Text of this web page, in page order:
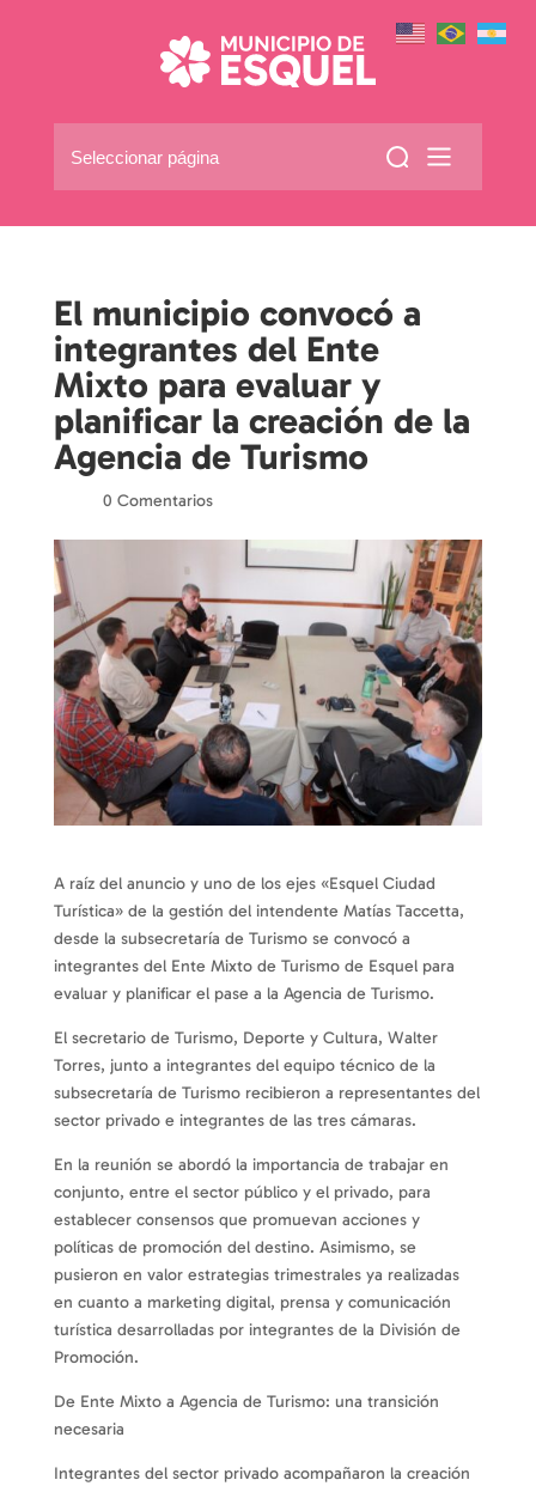
Seleccionar página
El municipio convocó a
integrantes del Ente
Mixto para evaluar y
planificar la creación de la
Agencia de Turismo
0 Comentarios
A raíz del anuncio y uno de los ejes «Esquel Ciudad
Turística» de la gestión del intendente Matías Taccetta,
desde la subsecretaría de Turismo se convocó a
integrantes del Ente Mixto de Turismo de Esquel para
evaluar y planificar el pase a la Agencia de Turismo.
El secretario de Turismo, Deporte y Cultura, Walter
Torres, junto a integrantes del equipo técnico de la
subsecretaría de Turismo recibieron a representantes del
sector privado e integrantes de las tres cámaras.
En la reunión se abordó la importancia de trabajar en
conjunto, entre el sector público y el privado, para
establecer consensos que promuevan acciones y
políticas de promoción del destino. Asimismo, se
pusieron en valor estrategias trimestrales ya realizadas
en cuanto a marketing digital, prensa y comunicación
turística desarrolladas por integrantes de la División de
Promoción.
De Ente Mixto a Agencia de Turismo: una transición
necesaria
Integrantes del sector privado acompañaron la creación